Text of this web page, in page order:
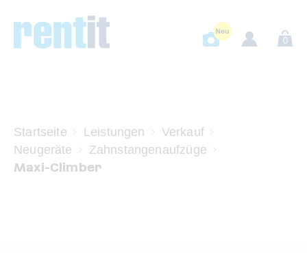
0
Startseite Leistungen
Verkauf
Neugeräte
Zahnstangenaufzüge
Maxi-Climber